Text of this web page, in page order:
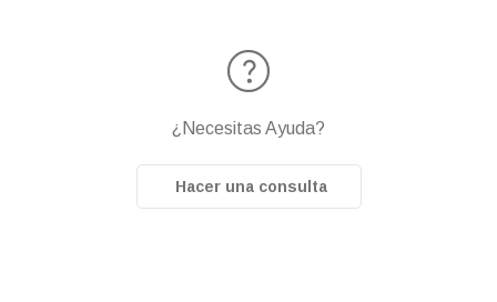
¿Necesitas Ayuda?
Hacer una consulta